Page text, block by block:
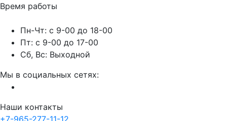
Время работы
Пн-Чт: с 9-00 до 18-00
Пт: с 9-00 до 17-00
Сб, Вс: Выходной
Мы в социальных сетях:
Наши контакты
+7-965-277-11-12